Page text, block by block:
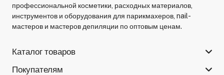
профессиональной косметики, расходных материалов,
инструментов и оборудования для парикмахеров, nail-
мастеров и мастеров депиляции по оптовым ценам.
Каталог товаров
Покупателям